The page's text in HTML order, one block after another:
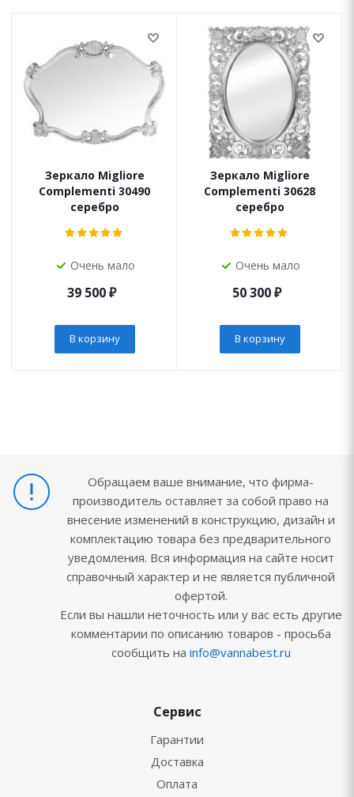
Зеркало Migliore
Complementi 30490
серебро
Очень мало
39 500₽
В корзину
Зеркало Migliore
Complementi 30628
серебро
Очень мало
50 300₽
В корзину
Обращаем ваше внимание, что фирма-
производитель оставляет за собой право на
внесение изменений в конструкцию, дизайн и
комплектацию товара без предварительного
уведомления. Вся информация на сайте носит
справочный характер и не является публичной
офертой.
Если вы нашли неточность или у вас есть другие
комментарии по описанию товаров - просьба
сообщить на info@vannabest.ru
Сервис
Гарантии
Доставка
Оплата